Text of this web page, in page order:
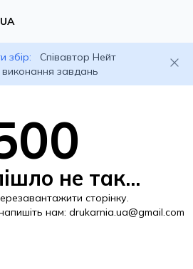
збір:
Співавтор Нейт
завдань
не так...
сторінку.
нам: drukarnia.ua@gmail.com